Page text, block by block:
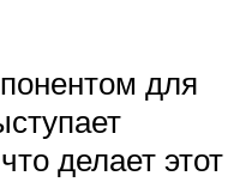
для
делает этот